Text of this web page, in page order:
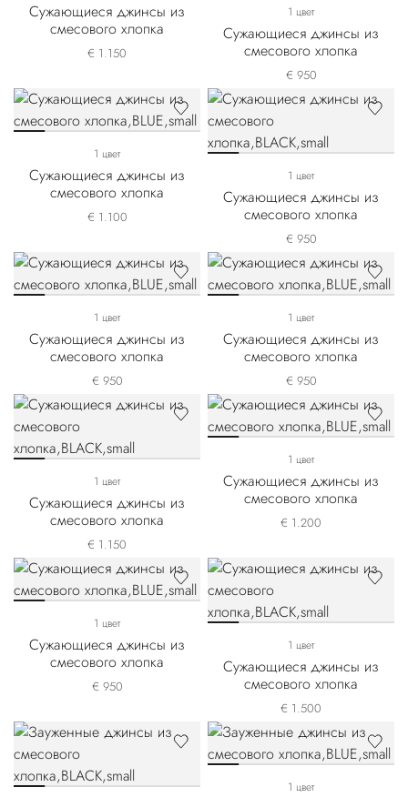
Сужающиеся джинсы из
смесового хлопка
€ 1.150
1 цвет
Сужающиеся джинсы из
смесового хлопка
€ 950
1 цвет
Сужающиеся джинсы из
смесового хлопка
€ 1.100
1 цвет
Сужающиеся джинсы из
смесового хлопка
€ 950
1 цвет
Сужающиеся джинсы из
смесового хлопка
€ 950
1 цвет
Сужающиеся джинсы из
смесового хлопка
€ 950
1 цвет
Сужающиеся джинсы из
смесового хлопка
€ 1.150
1 цвет
Сужающиеся джинсы из
смесового хлопка
€ 1.200
1 цвет
Сужающиеся джинсы из
смесового хлопка
€ 950
1 цвет
Сужающиеся джинсы из
смесового хлопка
€ 1.500
1 цвет